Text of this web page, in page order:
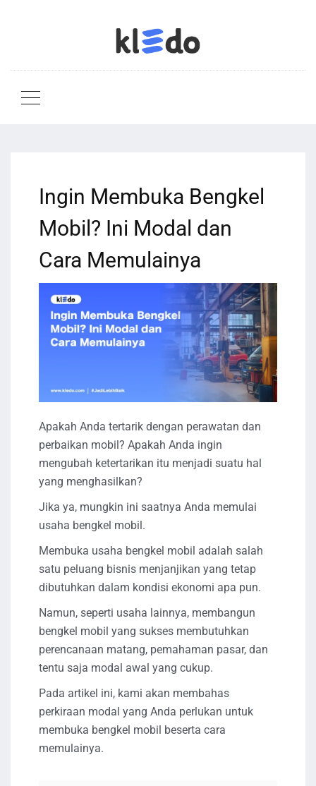
Ingin Membuka Bengkel
Mobil? Ini Modal dan
Cara Memulainya
Apakah Anda tertarik dengan perawatan dan
perbaikan mobil? Apakah Anda ingin
mengubah ketertarikan itu menjadi suatu hal
yang menghasilkan?
Jika ya, mungkin ini saatnya Anda memulai
usaha bengkel mobil.
Membuka usaha bengkel mobil adalah salah
satu peluang bisnis menjanjikan yang tetap
dibutuhkan dalam kondisi ekonomi apa pun.
Namun, seperti usaha lainnya, membangun
bengkel mobil yang sukses membutuhkan
perencanaan matang, pemahaman pasar, dan
tentu saja modal awal yang cukup.
Pada artikel ini, kami akan membahas
perkiraan modal yang Anda perlukan untuk
membuka bengkel mobil beserta cara
memulainya.